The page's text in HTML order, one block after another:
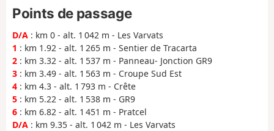
Points de passage
D/A : km 0 - alt. 1 042 m - Les Varvats
1 : km 1.92 - alt. 1 265 m - Sentier de Tracarta
2 : km 3.32 - alt. 1 537 m - Panneau- Jonction GR9
3 : km 3.49 - alt. 1 563 m - Croupe Sud Est
4 : km 4.3 - alt. 1 793 m - Crête
5 : km 5.22 - alt. 1 538 m - GR9
6 : km 6.82 - alt. 1 451 m - Pratcel
D/A : km 9.35 - alt. 1 042 m - Les Varvats